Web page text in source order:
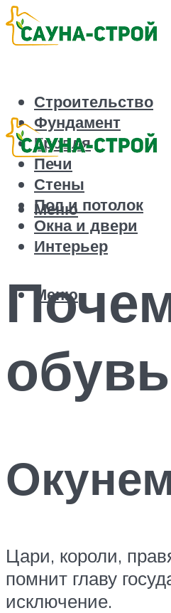
Строительство
Фундамент
Кровля
Печи
Стены
Пол и потолок
Окна и двери
Интерьер
Меню
Меню
Цари, короли,
помнит главу
исключение.